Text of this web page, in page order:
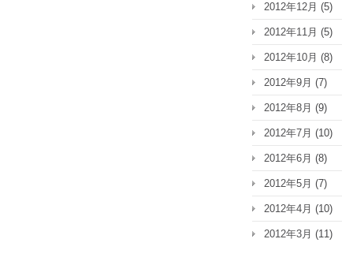
2012年12月 (5)
2012年11月 (5)
2012年10月 (8)
2012年9月 (7)
2012年8月 (9)
2012年7月 (10)
2012年6月 (8)
2012年5月 (7)
2012年4月 (10)
2012年3月 (11)